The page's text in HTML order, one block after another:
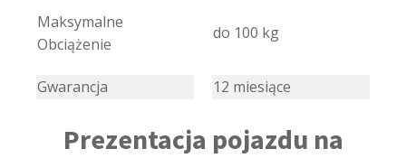
Maksymalne
Obciążenie
do 100 kg
Gwarancja 12 miesiące
Prezentacja pojazdu na